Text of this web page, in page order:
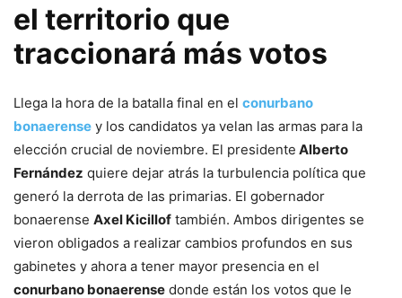
el territorio que
traccionará más votos
Llega la hora de la batalla final en el conurbano
bonaerense y los candidatos ya velan las armas para la
elección crucial de noviembre. El presidente Alberto
Fernández quiere dejar atrás la turbulencia política que
generó la derrota de las primarias. El gobernador
bonaerense Axel Kicillof también. Ambos dirigentes se
vieron obligados a realizar cambios profundos en sus
gabinetes y ahora a tener mayor presencia en el
conurbano bonaerense donde están los votos que le